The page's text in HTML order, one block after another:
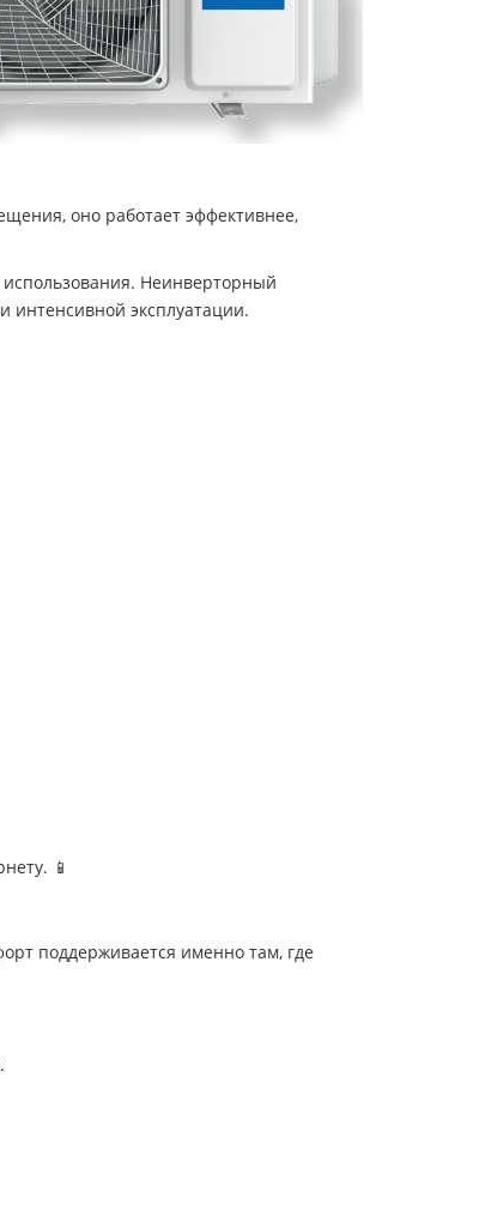
оно работает эффективнее,
Неинверторный
интенсивной эксплуатации.
📱
поддерживается именно там, где